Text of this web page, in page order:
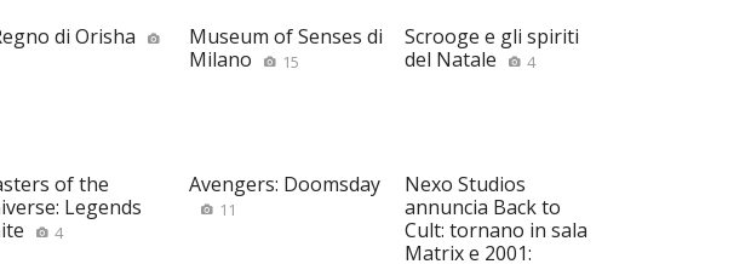
di Orisha
Museum of Senses di
Milano
15
Scrooge e gli spiriti
del Natale
4
of the
Legends
4
Avengers: Doomsday
11
Nexo Studios
annuncia Back to
Cult: tornano in sala
Matrix e 2001: